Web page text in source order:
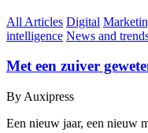
All Articles Digital
intelligence News and
Met een zuiver
By Auxipress
Een nieuw jaar, een nieuw